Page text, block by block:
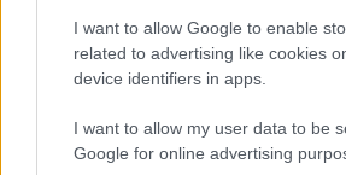
I want to allow Google to enable
related to advertising like cookies
device identifiers in apps.
I want to allow my user data to be
Google for online advertising